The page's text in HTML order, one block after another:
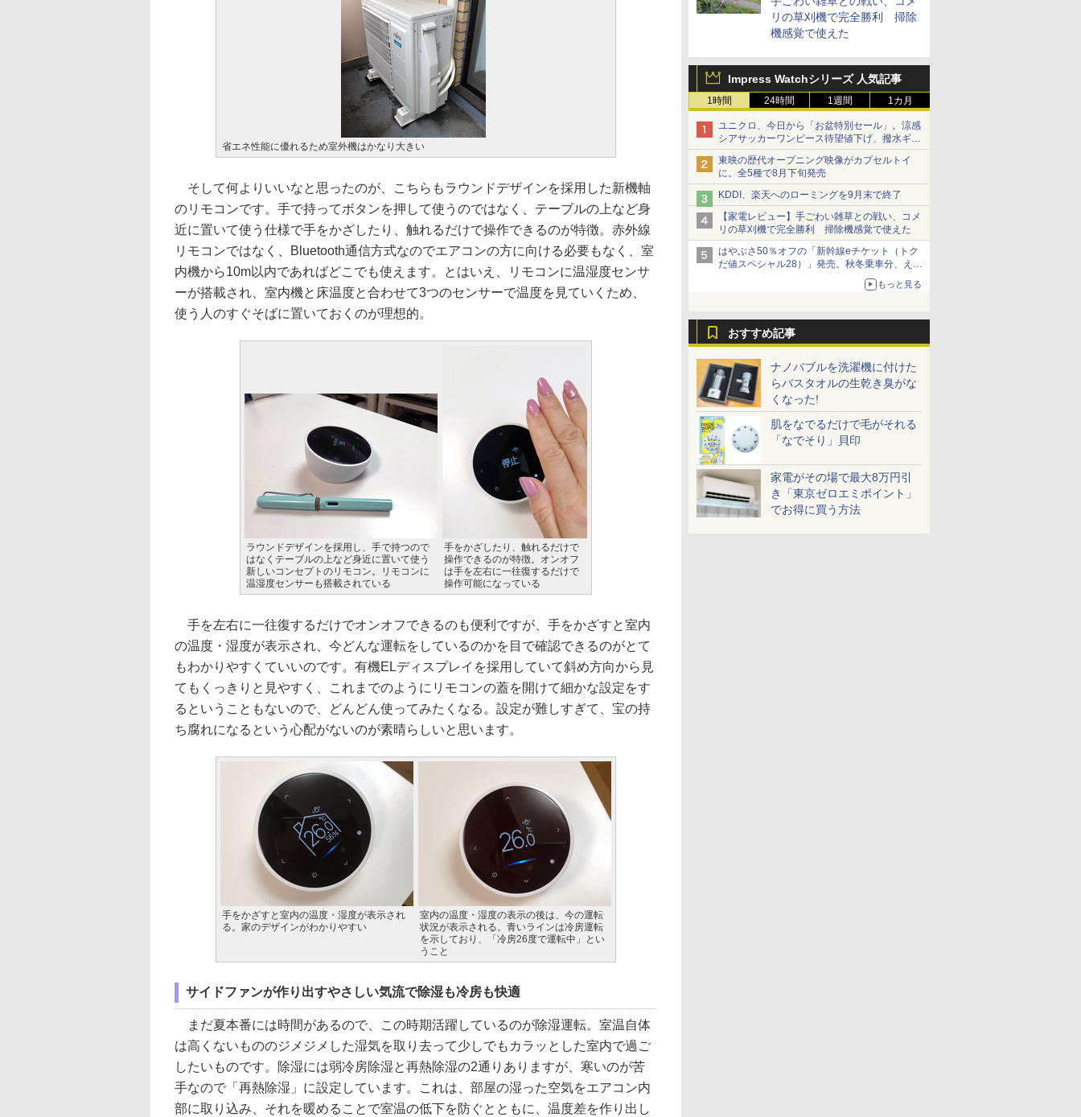
リの草刈機で完全勝利 掃除
機感覚で使えた
Impress Watchシリーズ 人気記事
1時間 24時間 1週間 1カ月
ユニクロ、今日から「お盆特別セール」。涼感
シアサッカーワンピース待望値下げ、撥水ギア
ショーツは1990円に
東映の歴代オープニング映像がカプセルトイ
に。全5種で8月下旬発売
KDDI、楽天へのローミングを9月末で終了
【家電レビュー】手ごわい雑草との戦い、コメ
リの草刈機で完全勝利 掃除機感覚で使えた
はやぶさ50％オフの「新幹線eチケット（トク
だ値スペシャル28）」発売。秋冬乗車分、えき
もっと見る
おすすめ記事
ナノバブルを洗濯機に付けた
らバスタオルの生乾き臭がな
くなった!
肌をなでるだけで毛がそれる
「なでそり」貝印
家電がその場で最大8万円引
き「東京ゼロエミポイント」
でお得に買う方法
省エネ性能に優れるため室外機はかなり大きい
そして何よりいいなと思ったのが、こちらもラウンドデザインを採用した新機軸
のリモコンです。手で持ってボタンを押して使うのではなく、テーブルの上など身
近に置いて使う仕様で手をかざしたり、触れるだけで操作できるのが特徴。赤外線
リモコンではなく、Bluetooth通信方式なのでエアコンの方に向ける必要もなく、室
内機から10m以内であればどこでも使えます。とはいえ、リモコンに温湿度センサ
ーが搭載され、室内機と床温度と合わせて3つのセンサーで温度を見ていくため、
使う人のすぐそばに置いておくのが理想的。
ラウンドデザインを採用し、手で持つので
はなくテーブルの上など身近に置いて使う
新しいコンセプトのリモコン。リモコンに
温湿度センサーも搭載されている
手をかざしたり、触れるだけで
操作できるのが特徴。オンオフ
は手を左右に一往復するだけで
操作可能になっている
手を左右に一往復するだけでオンオフできるのも便利ですが、手をかざすと室内
の温度・湿度が表示され、今どんな運転をしているのかを目で確認できるのがとて
もわかりやすくていいのです。有機ELディスプレイを採用していて斜め方向から見
てもくっきりと見やすく、これまでのようにリモコンの蓋を開けて細かな設定をす
るということもないので、どんどん使ってみたくなる。設定が難しすぎて、宝の持
ち腐れになるという心配がないのが素晴らしいと思います。
手をかざすと室内の温度・湿度が表示され
る。家のデザインがわかりやすい
室内の温度・湿度の表示の後は、今の運転
状況が表示される。青いラインは冷房運転
を示しており、「冷房26度で運転中」とい
うこと
サイドファンが作り出すやさしい気流で除湿も冷房も快適
まだ夏本番には時間があるので、この時期活躍しているのが除湿運転。室温自体
は高くないもののジメジメした湿気を取り去って少しでもカラッとした室内で過ご
したいものです。除湿には弱冷房除湿と再熱除湿の2通りありますが、寒いのが苦
手なので「再熱除湿」に設定しています。これは、部屋の湿った空気をエアコン内
部に取り込み、それを暖めることで室温の低下を防ぐとともに、温度差を作り出し